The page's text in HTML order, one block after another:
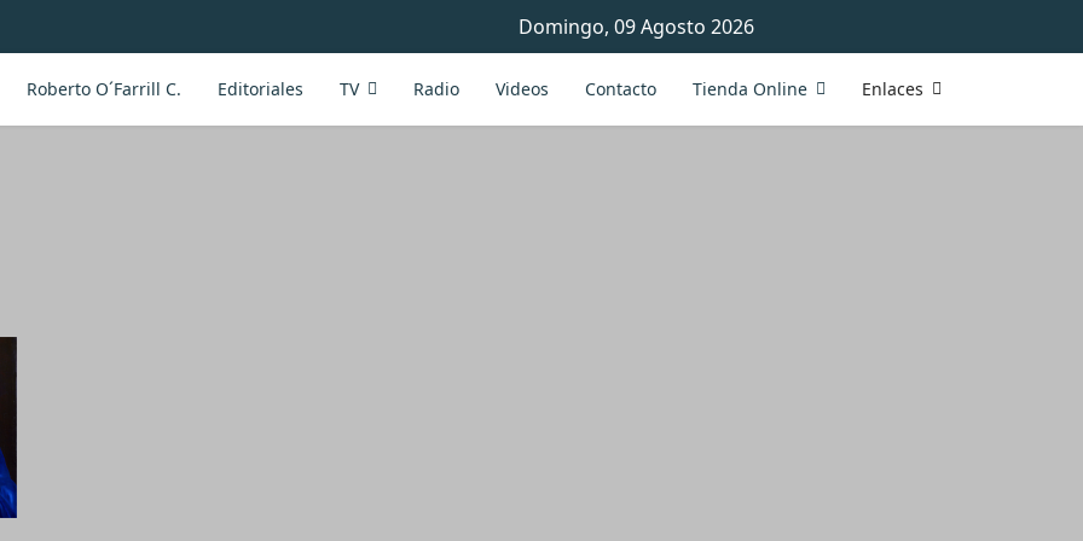
Domingo, 09 Agosto 2026
Roberto O´Farrill C. Editoriales TV Radio Videos Contacto Tienda Online Enlaces